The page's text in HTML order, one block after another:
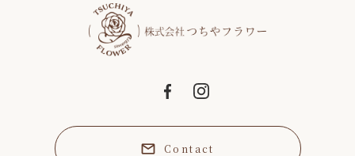
Contact